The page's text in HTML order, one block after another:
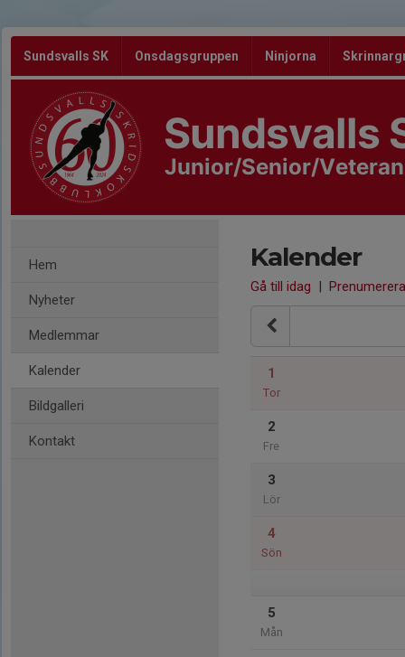
Sundsvalls SK Onsdagsgruppen Ninjorna
Sundsvalls
Junior/Senior/Veteran
Hem
Nyheter
Medlemmar
Kalender
Bildgalleri
Kontakt
Kalender
Gå till idag | Prenumerera
1
Tor
2
Fre
3
Lör
4
Sön
5
Mån